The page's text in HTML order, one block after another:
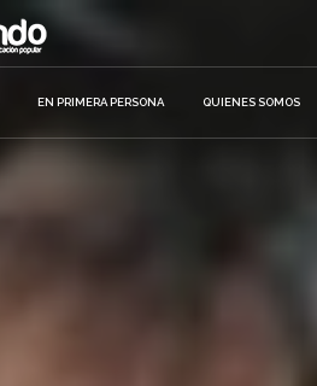
EN PRIMERA PERSONA QUIENES SOMOS